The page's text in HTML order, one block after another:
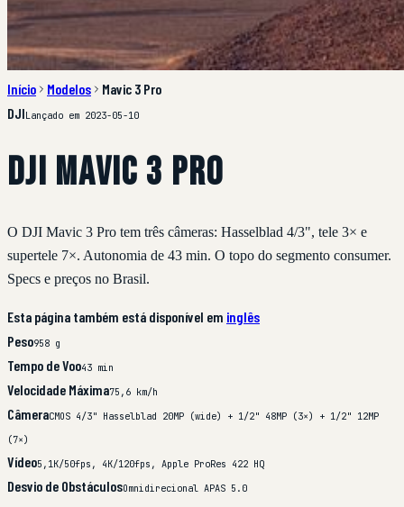
Início Modelos
Mavic 3 Pro
DJILançado em 2023-05-10
DJI Mavic 3 Pro
O DJI Mavic 3 Pro tem três câmeras: Hasselblad 4/3", tele 3× e
supertele 7×. Autonomia de 43 min. O topo do segmento consumer.
Specs e preços no Brasil.
Esta página também está disponível em inglês
Peso958 g
Tempo de Voo43 min
Velocidade Máxima75,6 km/h
CâmeraCMOS 4/3" Hasselblad 20MP (wide) + 1/2" 48MP (3×) + 1/2" 12MP
(7×)
Vídeo5,1K/50fps, 4K/120fps, Apple ProRes 422 HQ
Desvio de ObstáculosOmnidirecional APAS 5.0